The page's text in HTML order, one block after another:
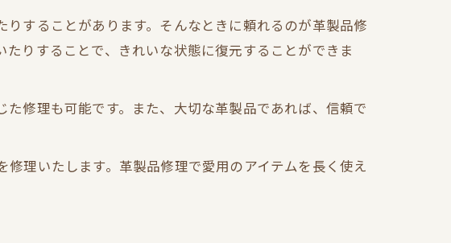
することがあります。そんなときに頼れるのが革製品修
りすることで、きれいな状態に復元することができま
修理も可能です。また、大切な革製品であれば、信頼で
理いたします。革製品修理で愛用のアイテムを長く使え